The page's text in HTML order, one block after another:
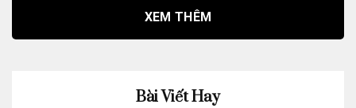
XEM THÊM
Bài Viết Hay